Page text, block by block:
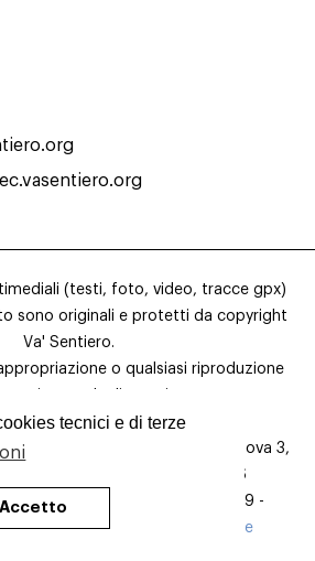
tecnici e di terze
Accetto
(testi, foto, video, tracce gpx)
sono originali e protetti da copyright
Va' Sentiero.
o qualsiasi riproduzione
Sentiero. Sede legale: via Genova 3,
Milanese (MI). C.F. 93551340156
06230 01616 00001 50636 19 -
privacy-Statuto dell’Associazione